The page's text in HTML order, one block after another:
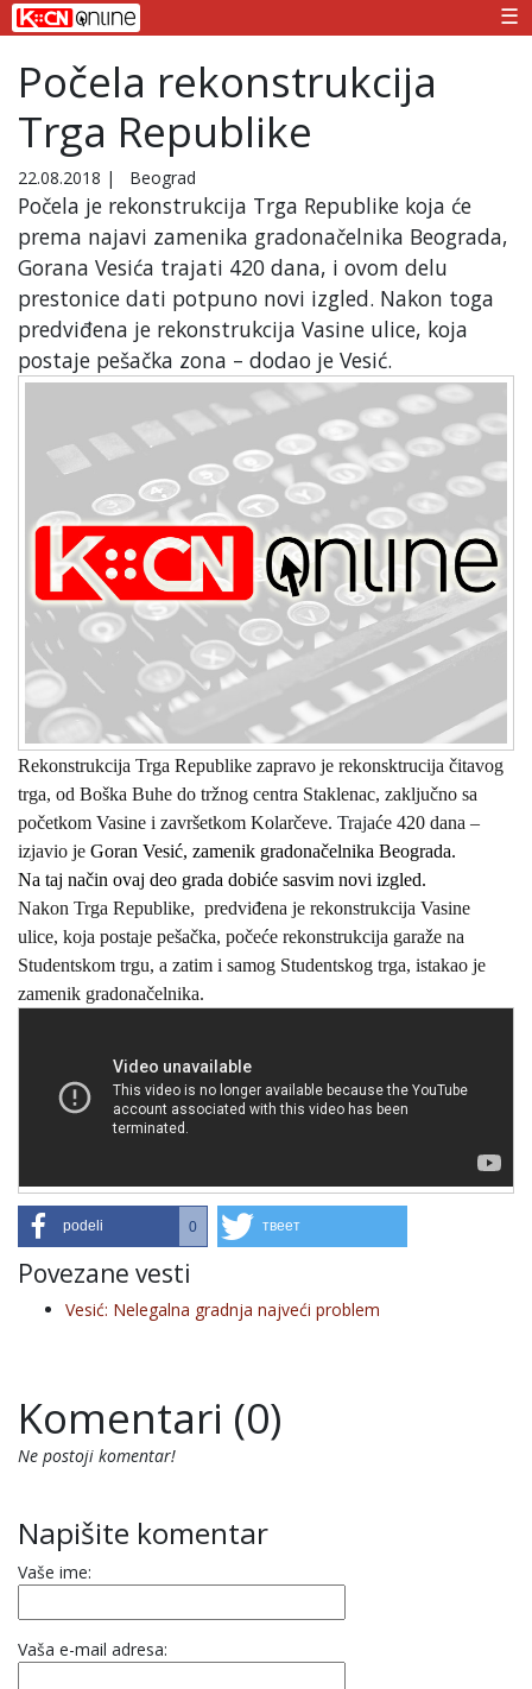
☰
Počela rekonstrukcija
Trga Republike
22.08.2018 | Beograd
Počela je rekonstrukcija Trga Republike koja će
prema najavi zamenika gradonačelnika Beograda,
Gorana Vesića trajati 420 dana, i ovom delu
prestonice dati potpuno novi izgled. Nakon toga
predviđena je rekonstrukcija Vasine ulice, koja
postaje pešačka zona – dodao je Vesić.
Rekonstrukcija Trga Republike zapravo je rekonsktrucija čitavog
trga, od Boška Buhe do tržnog centra Staklenac, zaključno sa
početkom Vasine i završetkom Kolarčeve. Trajaće 420 dana –
izjavio je Goran Vesić, zamenik gradonačelnika Beograda.
Na taj način ovaj deo grada dobiće sasvim novi izgled.
Nakon Trga Republike, predviđena je rekonstrukcija Vasine
ulice, koja postaje pešačka, počeće rekonstrukcija garaže na
Studentskom trgu, a zatim i samog Studentskog trga, istakao je
zamenik gradonačelnika.
podeli 0 твеет
Povezane vesti
Vesić: Nelegalna gradnja najveći problem
Komentari (0)
Ne postoji komentar!
Napišite komentar
Vaše ime:
Vaša e-mail adresa: